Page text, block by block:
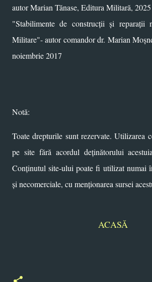
autor Marian Tănase, Editura Militară, 2025
"Stabilimente de construcții și reparații
Militare"- autor comandor dr. Marian
noiembrie 2017
Notă:
Toate drepturile sunt rezervate. Utilizarea
pe site fără acordul deținătorului
Conținutul site-ului poate fi utilizat numai
și necomerciale, cu menționarea sursei
ACASĂ